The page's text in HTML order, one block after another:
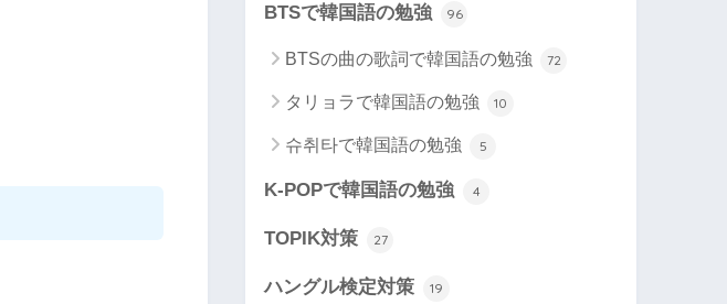
BTSで韓国語の勉強 96
BTSの曲の歌詞で韓国語の勉強 72
タリョラで韓国語の勉強 10
슈취타で韓国語の勉強 5
K-POPで韓国語の勉強 4
TOPIK対策 27
ハングル検定対策 19